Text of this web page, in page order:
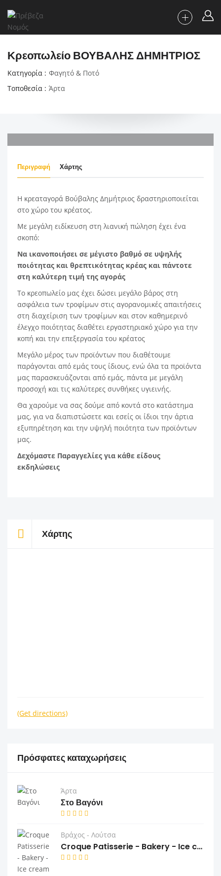
Κρεοπωλείο ΒΟΥΒΑΛΗΣ ΔΗΜΗΤΡΙΟΣ
Κατηγορία
Φαγητό & Ποτό
Τοποθεσία
Άρτα
Περιγραφή Χάρτης
Η κρεαταγορά Βούβαλης Δημήτριος δραστηριοποιείται
στο χώρο του κρέατος.
Με μεγάλη ειδίκευση στη λιανική πώληση έχει ένα
σκοπό:
Nα ικανοποιήσει σε μέγιστο βαθμό σε υψηλής
ποιότητας και θρεπτικότητας κρέας και πάντοτε
στη καλύτερη τιμή της αγοράς
Το κρεοπωλείο μας έχει δώσει μεγάλο βάρος στη
ασφάλεια των τροφίμων στις αγορανομικές απαιτήσεις
στη διαχείριση των τροφίμων και στον καθημερινό
έλεγχο ποιότητας διαθέτει εργαστηριακό χώρο για την
κοπή και την επεξεργασία του κρέατος
Μεγάλο μέρος των προϊόντων που διαθέτουμε
παράγονται από εμάς τους ίδιους, ενώ όλα τα προϊόντα
μας παρασκευάζονται από εμάς, πάντα με μεγάλη
προσοχή και τις καλύτερες συνθήκες υγιεινής.
Θα χαρούμε να σας δούμε από κοντά στο κατάστημα
μας, για να διαπιστώσετε και εσείς οι ίδιοι την άρτια
εξυπηρέτηση και την υψηλή ποιότητα των προϊόντων
μας.
Δεχόμαστε Παραγγελίες για κάθε είδους
εκδηλώσεις
Χάρτης
(Get directions)
Πρόσφατες καταχωρήσεις
Άρτα
Στο Βαγόνι
Βράχος - Λούτσα
Croque Patisserie - Bakery - Ice cream - Cafe